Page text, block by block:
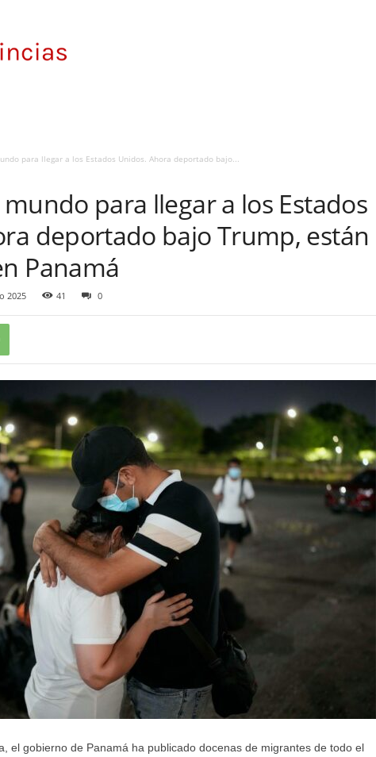
para llegar a los Estados Unidos. Ahora deportado bajo...
para llegar a los Estados
deportado bajo Trump, están
Panamá
2025 41 0
el gobierno de Panamá ha publicado docenas de migrantes de todo el